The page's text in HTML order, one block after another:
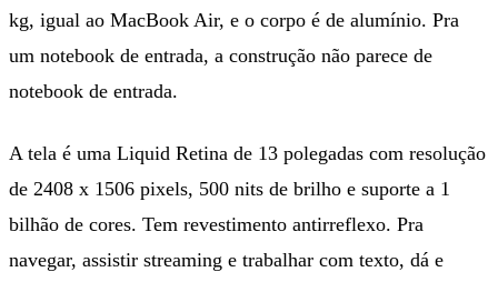
kg, igual ao MacBook Air, e o corpo é de alumínio. Pra
um notebook de entrada, a construção não parece de
notebook de entrada.
A tela é uma Liquid Retina de 13 polegadas com resolução
de 2408 x 1506 pixels, 500 nits de brilho e suporte a 1
bilhão de cores. Tem revestimento antirreflexo. Pra
navegar, assistir streaming e trabalhar com texto, dá e